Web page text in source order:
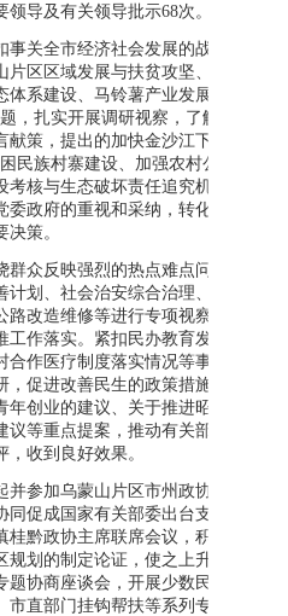
导及有关领导批示68次。
事关全市经济社会发展的战略性、
区区域发展与扶贫攻坚、昭鲁一
系建设、马铃薯产业发展、
，扎实开展调研视察，了解发展
策，提出的加快金沙江下游“三
民族村寨建设、 加强农村公路建
核与生态破坏责任追究机制、加
委政府的重视和采纳，转化成了中
策。
群众反映强烈的热点难点问题，先
划、社会治安综合治理、渔洞水
改造维修等进行专项视察，找准
作落实。紧扣民办教育发展、农
作医疗制度落实情况等事关群众
促进改善民生的政策措施落到实
创业的建议、关于推进昭通市现
等重点提案，推动有关部门改进
收到良好效果。
并参加乌蒙山片区市州政协助推区
促成国家有关部委出台支持片区
桂黔政协主席联席会议，积极参与
划的制定论证，使之上升为国家
协商座谈会，开展少数民族地区
直部门挂钩帮扶等系列专题调